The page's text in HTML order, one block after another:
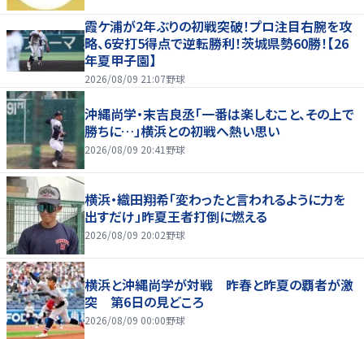
霞ケ浦が2年ぶりの初戦突破！プロ注目右腕を攻
略、6安打5得点で逆転勝利！茨城県勢60勝！【26
年夏甲子園】
2026/08/09 21:07野球
沖縄尚学・末吉良丞「一番は楽しむこと、その上で
勝ちに…」横浜との初戦へ熱い思い
2026/08/09 20:41 野球
横浜・織田翔希「変わったと言われるように力を
出すだけ」昨夏王者打倒に燃える
2026/08/09 20:02野球
横浜と沖縄尚学が対戦 昨春と昨夏の覇者が激
突 第6日の見どころ
2026/08/09 00:00野球